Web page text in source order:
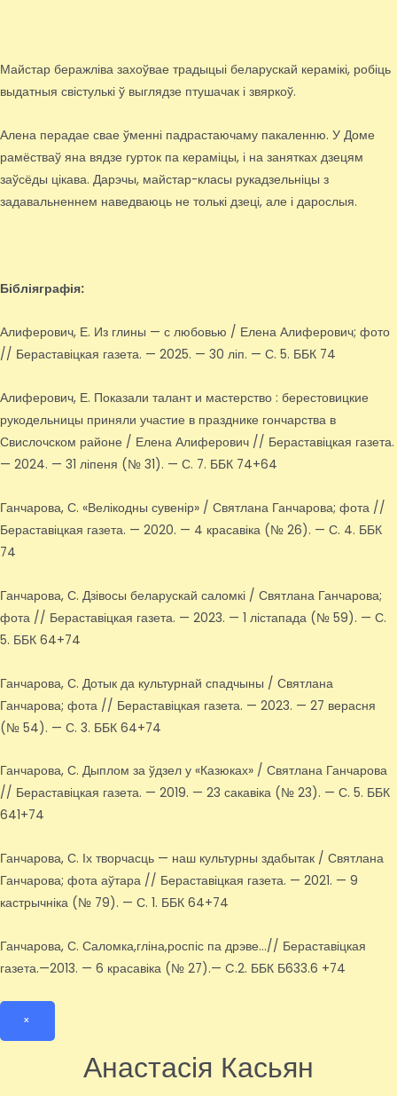
Майстар беражліва захоўвае традыцыі беларускай керамікі, робіць
выдатныя свістулькі ў выглядзе птушачак і звяркоў.
Алена перадае свае ўменні падрастаючаму пакаленню. У Доме
рамёстваў яна вядзе гурток па кераміцы, і на занятках дзецям
заўсёды цікава. Дарэчы, майстар-класы рукадзельніцы з
задавальненнем наведваюць не толькі дзеці, але і дарослыя.
Бібліяграфія:
Алиферович, Е. Из глины — с любовью / Елена Алиферович; фото
// Бераставіцкая газета. — 2025. — 30 ліп. — С. 5. ББК 74
Алиферович, Е. Показали талант и мастерство : берестовицкие
рукодельницы приняли участие в празднике гончарства в
Свислочском районе / Елена Алиферович // Бераставіцкая газета.
— 2024. — 31 ліпеня (№ 31). — С. 7. ББК 74+64
Ганчарова, С. «Велікодны сувенір» / Святлана Ганчарова; фота //
Бераставіцкая газета. — 2020. — 4 красавіка (№ 26). — С. 4. ББК
74
Ганчарова, С. Дзівосы беларускай саломкі / Святлана Ганчарова;
фота // Бераставіцкая газета. — 2023. — 1 лістапада (№ 59). — С.
5. ББК 64+74
Ганчарова, С. Дотык да культурнай спадчыны / Святлана
Ганчарова; фота // Бераставіцкая газета. — 2023. — 27 верасня
(№ 54). — С. 3. ББК 64+74
Ганчарова, С. Дыплом за ўдзел у «Казюках» / Святлана Ганчарова
// Бераставіцкая газета. — 2019. — 23 сакавіка (№ 23). — С. 5. ББК
641+74
Ганчарова, С. Іх творчасць — наш культурны здабытак / Святлана
Ганчарова; фота аўтара // Бераставіцкая газета. — 2021. — 9
кастрычніка (№ 79). — С. 1. ББК 64+74
Ганчарова, С. Саломка,гліна,роспіс па дрэве…// Бераставіцкая
газета.—2013. — 6 красавіка (№ 27).— C.2. ББК Б633.6 +74
×
Анастасія Касьян